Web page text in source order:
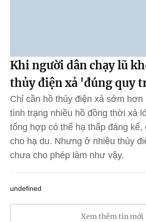
Khi người dân chạy lũ
thủy điện xả 'đúng quy
Chỉ cần hồ thủy điện xả sớm hơn
tình trạng nhiều hồ đồng thời xả
tổng hợp có thể hạ thấp đáng kể,
cho hạ du. Nhưng ở nhiều thủy
chưa cho phép làm như vậy.
undefined
Xem thêm tin mới